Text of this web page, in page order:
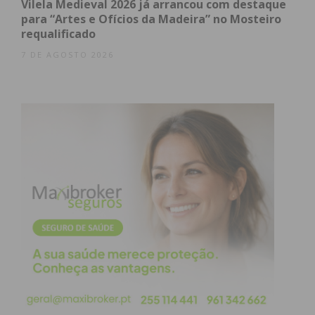
exemplares lusitanos, conferindo uma nota de
solenidade e tradição ao evento.
Veículos “Tunados” para a Folia:Desde
moto-quatro devidamente decoradas com
mensagens festivas até carrinhas
transformadas em palcos móveis de crítica
social.
Uma Comunidade Unida pela Festa
Apesar das temperaturas baixas típicas da época, o
Vilela Medieval 2026 já arrancou com destaque
para “Artes e Ofícios da Madeira” no Mosteiro
requalificado
7 DE AGOSTO 2026